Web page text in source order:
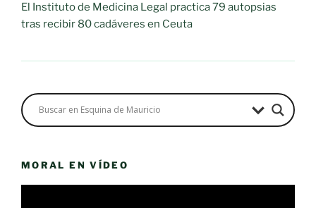
El Instituto de Medicina Legal practica 79 autopsias
tras recibir 80 cadáveres en Ceuta
MORAL EN VÍDEO